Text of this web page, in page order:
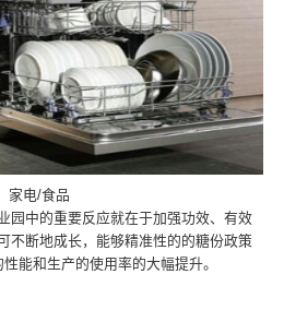
家电/食品
园中的重要反应就在于加强功效、有效
不断地成长，能够精准性的的糖份政策
能和生产的使用率的大幅提升。